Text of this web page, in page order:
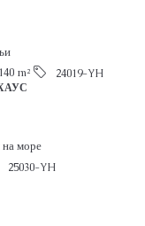
m²
24019-YH
море
25030-YH